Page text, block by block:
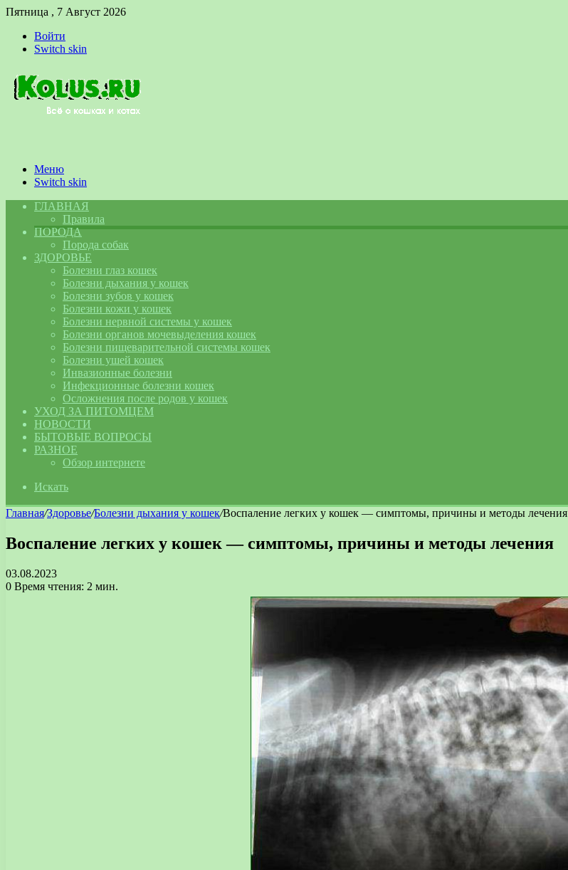
Пятница , 7 Август 2026
Войти
Switch skin
Меню
Switch skin
ГЛАВНАЯ
Правила
ПОРОДА
Порода собак
ЗДОРОВЬЕ
Болезни глаз кошек
Болезни дыхания у кошек
Болезни зубов у кошек
Болезни кожи у кошек
Болезни нервной системы у кошек
Болезни органов мочевыделения кошек
Болезни пищеварительной системы кошек
Болезни ушей кошек
Инвазионные болезни
Инфекционные болезни кошек
Осложнения после родов у кошек
УХОД ЗА ПИТОМЦЕМ
НОВОСТИ
БЫТОВЫЕ ВОПРОСЫ
РАЗНОЕ
Обзор интернете
Искать
Главная/Здоровье/Болезни дыхания у кошек/Воспаление легких у кошек — симптомы, причины и методы лечения
Воспаление легких у кошек — симптомы, причины и методы лечения
03.08.2023
0 Время чтения: 2 мин.